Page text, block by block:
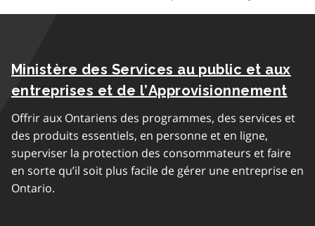
Ministère des Services au public et aux
entreprises et de l’Approvisionnement
Offrir aux Ontariens des programmes, des services et
des produits essentiels, en personne et en ligne,
superviser la protection des consommateurs et faire
en sorte qu’il soit plus facile de gérer une entreprise en
Ontario.